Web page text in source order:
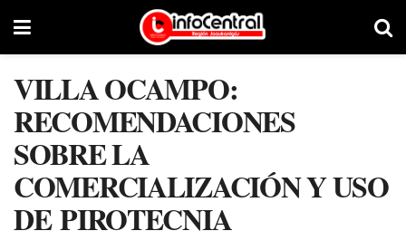
VILLA OCAMPO:
RECOMENDACIONES
SOBRE LA
COMERCIALIZACIÓN Y USO
DE PIROTECNIA